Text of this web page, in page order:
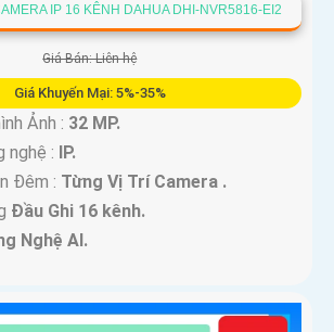
IP 16 KÊNH DAHUA DHI-NVR5816-EI2
Giá Bán: Liên hệ
Giá Khuyến Mại: 5%-35%
️
Ảnh : 32 MP.
nghệ : IP.
Đêm : Từng Vị Trí Camera .
Đầu Ghi 16 kênh.
Nghệ AI.